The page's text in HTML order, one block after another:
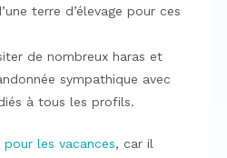
terre d’élevage pour ces
de nombreux haras et
sympathique avec
à tous les profils.
les vacances, car il